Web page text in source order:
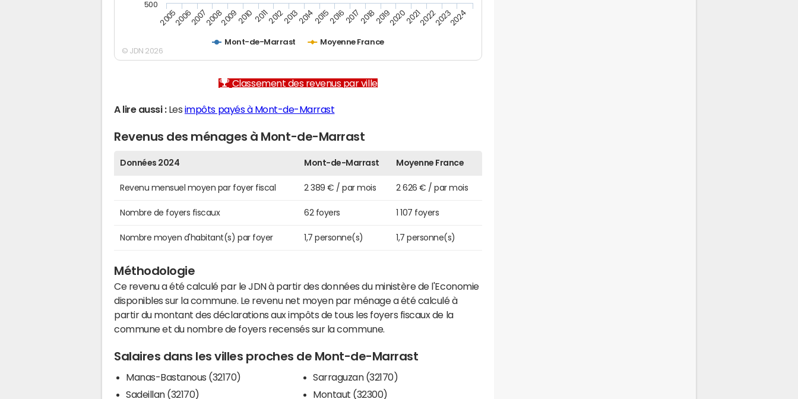
Mont-de-Marrast Moyenne France
200520062007200820092010 20112012201320142015201620172018201920202021202220232024
500
© JDN 2026
Classement des revenus par ville
A lire aussi :Les impôts payés à Mont-de-Marrast
Revenus des ménages à Mont-de-Marrast
Données 2024 Mont-de-Marrast Moyenne France
Revenu mensuel moyen par foyer fiscal 2 389 € / par mois 2 626 € / par mois
Nombre de foyers fiscaux 62 foyers 1 107 foyers
Nombre moyen d'habitant(s) par foyer 1,7 personne(s) 1,7 personne(s)
Méthodologie
Ce revenu a été calculé par le JDN à partir des données du ministère de l'Economie
disponibles sur la commune. Le revenu net moyen par ménage a été calculé à
partir du montant des déclarations aux impôts de tous les foyers fiscaux de la
commune et du nombre de foyers recensés sur la commune.
Salaires dans les villes proches de Mont-de-Marrast
Manas-Bastanous (32170)
Sadeillan (32170)
Sarraguzan (32170)
Montaut (32300)